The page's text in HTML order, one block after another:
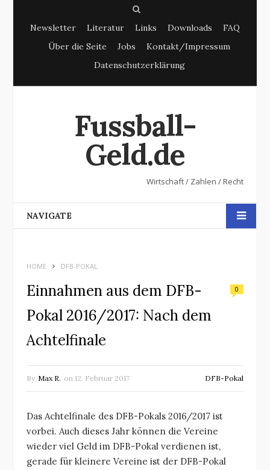
e
r
Newsletter Literatur Links Downloads
FAQ
Über die Seite
Jobs
Kontakt/Impressum
Datenschutzerklärung
Fussball-
Geld.de
Wirtschaft / Zahlen / Recht
NAVIGATE
HOME DFB-POKAL
Einnahmen aus dem DFB-
Pokal 2016/2017: Nach dem
Achtelfinale
0
By Max R. on 12. Februar 2017 DFB-Pokal
Das Achtelfinale des DFB-Pokals 2016/2017 ist
vorbei. Auch dieses Jahr können die Vereine
wieder viel Geld im DFB-Pokal verdienen ist,
gerade für kleinere Vereine ist der DFB-Pokal